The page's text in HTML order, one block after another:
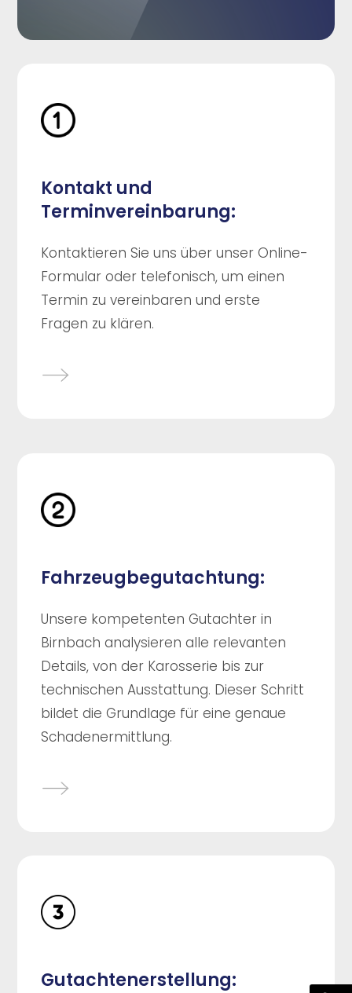
Kontakt und
Terminvereinbarung:
Kontaktieren Sie uns über unser Online-
Formular oder telefonisch, um einen
Termin zu vereinbaren und erste
Fragen zu klären.
Fahrzeugbegutachtung:
Unsere kompetenten Gutachter in
Birnbach analysieren alle relevanten
Details, von der Karosserie bis zur
technischen Ausstattung. Dieser Schritt
bildet die Grundlage für eine genaue
Schadenermittlung.
Gutachtenerstellung: